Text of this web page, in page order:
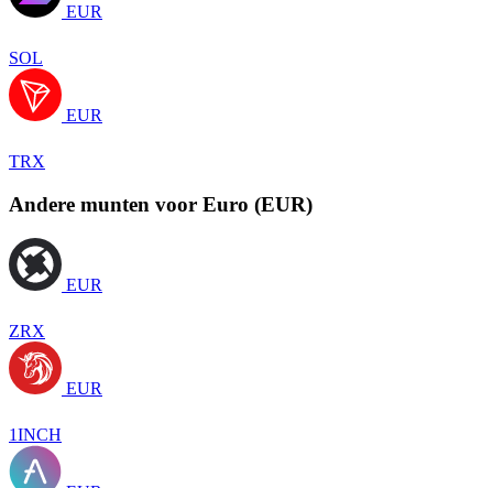
EUR
SOL
EUR
TRX
Andere munten voor Euro (EUR)
EUR
ZRX
EUR
1INCH